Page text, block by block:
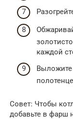
каждой
Выложите
Совет: Чтобы
добавьте в фарш